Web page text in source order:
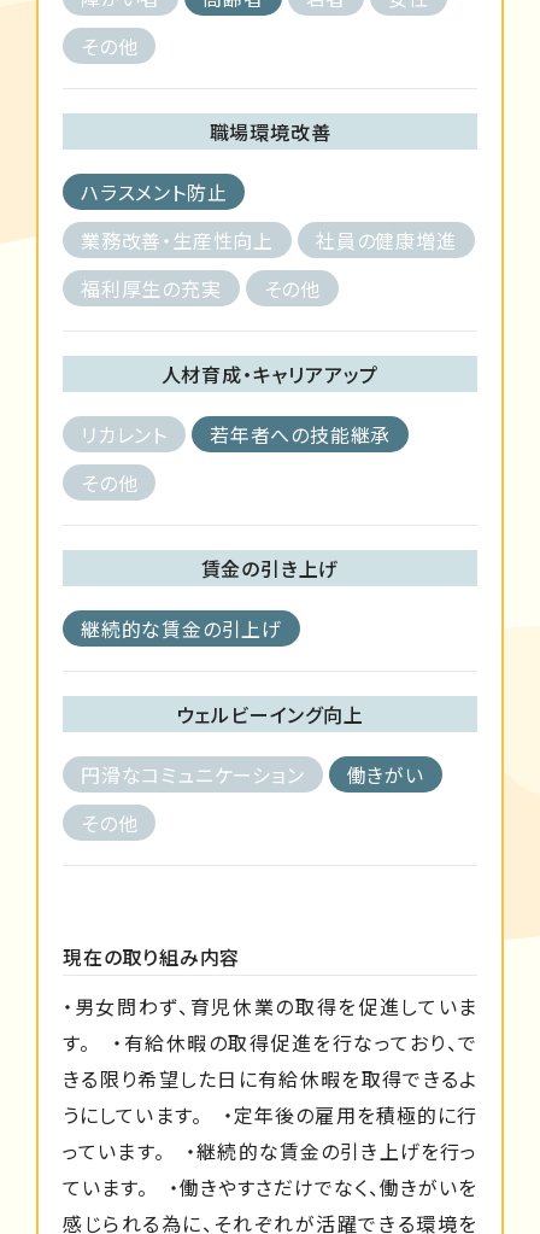
その他
職場環境改善
ハラスメント防止
業務改善・生産性向上
社員の健康増進
福利厚生の充実
その他
人材育成・キャリアアップ
リカレント
若年者への技能継承
その他
賃金の引き上げ
継続的な賃金の引上げ
ウェルビーイング向上
円滑なコミュニケーション
働きがい
その他
現在の取り組み内容
・男女問わず、育児休業の取得を促進していま
す。 ・有給休暇の取得促進を行なっており、で
きる限り希望した日に有給休暇を取得できるよ
うにしています。 ・定年後の雇用を積極的に行
っています。 ・継続的な賃金の引き上げを行っ
ています。 ・働きやすさだけでなく、働きがいを
感じられる為に、それぞれが活躍できる環境を